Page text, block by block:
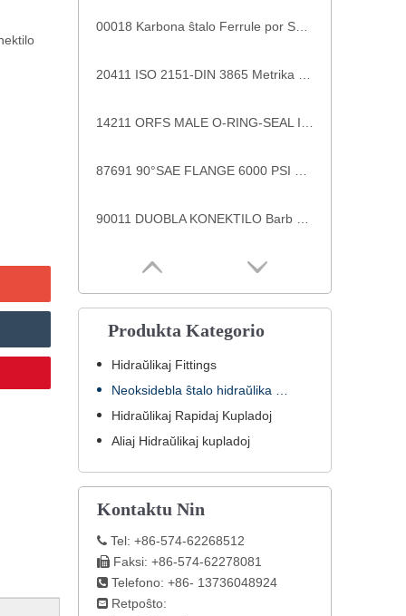
Produkta Kategorio
Hidraŭlikaj Fittings
Hidraŭlikaj Rapidaj Kupladoj
Aliaj Hidraŭlikaj kupladoj
Kontaktu Nin
 Tel: +86-574-62268512
 Faksi: +86-574-62278081
 Telefono: +86- 13736048924
 Retpoŝto: